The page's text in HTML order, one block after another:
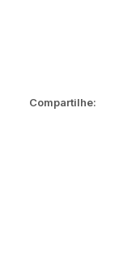
Compartilhe: